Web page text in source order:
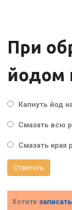
При
йодом
Капнуть йод
Смазать всю
Смазать края
Ответить
Хотите